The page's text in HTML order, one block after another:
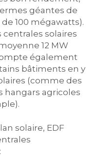
géantes de
100 mégawatts).
centrales solaires
12 MW
également
bâtiments en y
(comme des
hangars agricoles
solaire, EDF